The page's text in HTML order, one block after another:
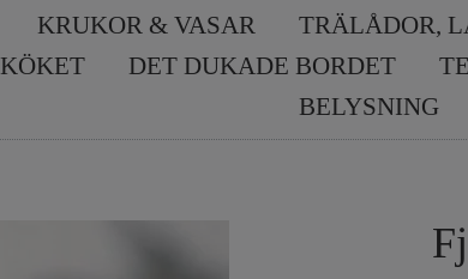
KRUKOR & VASAR TRÄLÅDOR,
KÖKET DET DUKADE BORDET
BELYSNING